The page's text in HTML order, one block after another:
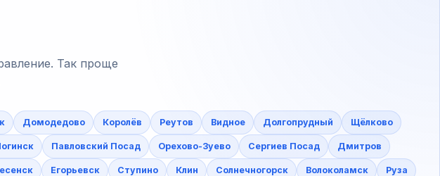
Так проще
Домодедово Королёв Реутов Видное Долгопрудный Щёлково
Павловский Посад Орехово-Зуево Сергиев Посад Дмитров
Егорьевск Ступино Клин Солнечногорск Волоколамск Руза